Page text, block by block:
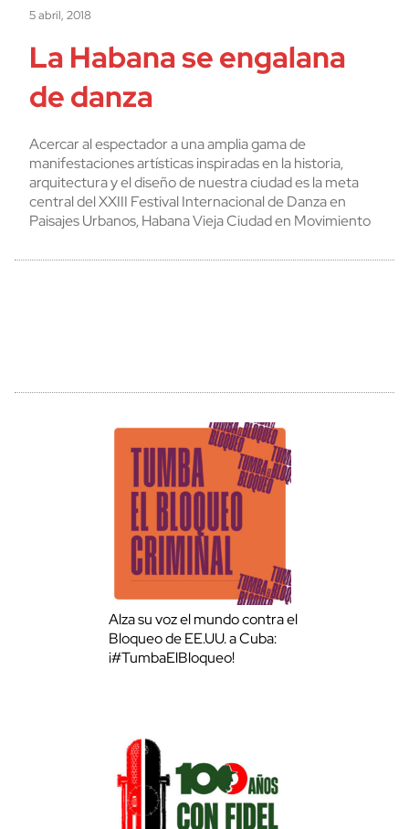
5 abril, 2018
La Habana se engalana
de danza
Acercar al espectador a una amplia gama de
manifestaciones artísticas inspiradas en la historia,
arquitectura y el diseño de nuestra ciudad es la meta
central del XXIII Festival Internacional de Danza en
Paisajes Urbanos, Habana Vieja Ciudad en Movimiento
Alza su voz el mundo contra el
Bloqueo de EE.UU. a Cuba:
¡#TumbaElBloqueo!